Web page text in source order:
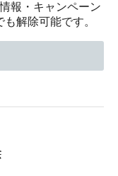
報・キャンペーン
解除可能です。